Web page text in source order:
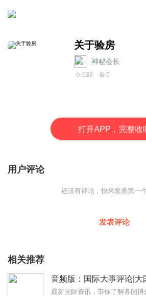
关于验房
神秘会长
638 5
打开APP，完整收
用户评论
还没有评论，快来发表第一
发表评论
相关推荐